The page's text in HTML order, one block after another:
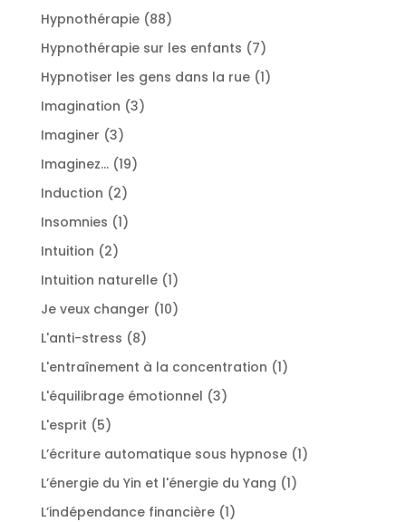
Hypnothérapie 8888
produits
Hypnothérapie sur les enfants 77
produits
Hypnotiser les gens dans la rue 11
Imagination 33
Imaginer 33
produits
Imaginez... 1919
Induction 22
produits
Insomnies 11
Intuition 22
produits
Intuition naturelle 11
produit
Je veux changer 1010
L'anti-stress 88
produits
L'entraînement à la concentration 11
L'équilibrage émotionnel 33
L'esprit 55
produits
L’écriture automatique sous hypnose 11
L’énergie du Yin et l'énergie du Yang 11
L’indépendance financière 11